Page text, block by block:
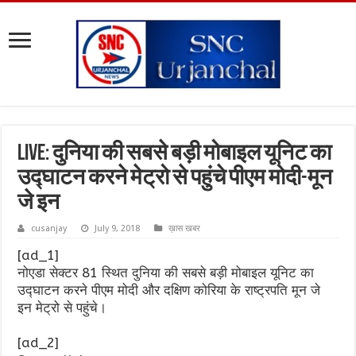
Live: दुनिया की सबसे बड़ी मोबाइल यूनिट का
उद्घाटन करने मेट्रो से पहुंचे पीएम मोदी-मून
जे इन
cusanjay July 9, 2018 ख़ास खबर
[ad_1]
नोएडा सेक्टर 81 स्थित दुनिया की सबसे बड़ी मोबाइल यूनिट का
उद्घाटन करने पीएम मोदी और दक्षिण कोरिया के राष्ट्रपति मून जे
इन मेट्रो से पहुंचे।
[ad_2]